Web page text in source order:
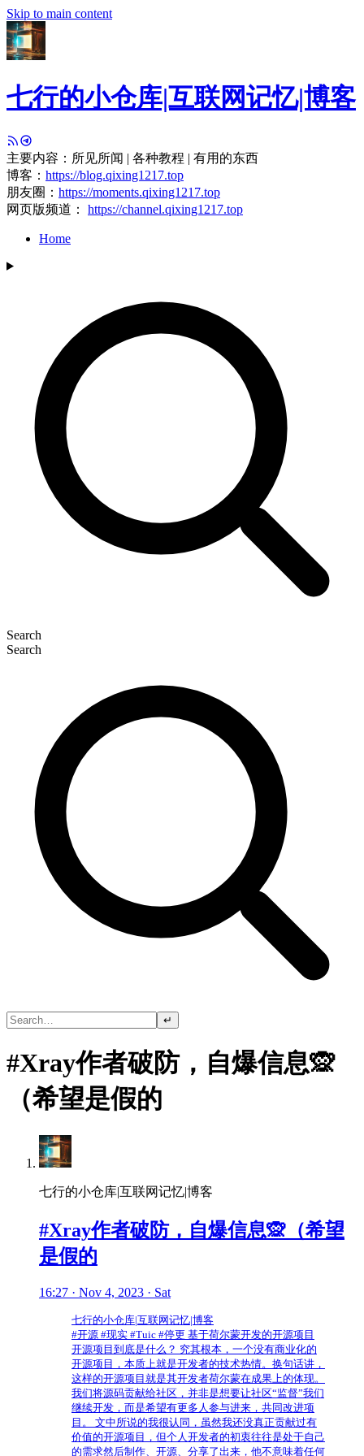
Skip to main content
七行的小仓库|互联网记忆|博客
主要内容：所见所闻 | 各种教程 | 有用的东西
博客： https://blog.qixing1217.top
朋友圈： https://moments.qixing1217.top
网页版频道： https://channel.qixing1217.top
Home
Search
Search
↵
#Xray作者破防，自爆信息🙊
（希望是假的
七行的小仓库|互联网记忆|博客
#Xray作者破防，自爆信息🙊（希望
是假的
16:27 · Nov 4, 2023 · Sat
七行的小仓库|互联网记忆|博客
#开源 #现实 #Tuic #停更 基于荷尔蒙开发的开源项目
开源项目到底是什么？ 究其根本，一个没有商业化的
开源项目，本质上就是开发者的技术热情。换句话讲，
这样的开源项目就是其开发者荷尔蒙在成果上的体现。
我们将源码贡献给社区，并非是想要让社区“监督”我们
继续开发，而是希望有更多人参与进来，共同改进项
目。 文中所说的我很认同，虽然我还没真正贡献过有
价值的开源项目，但个人开发者的初衷往往是处于自己
的需求然后制作、开源、分享了出来，他不意味着任何